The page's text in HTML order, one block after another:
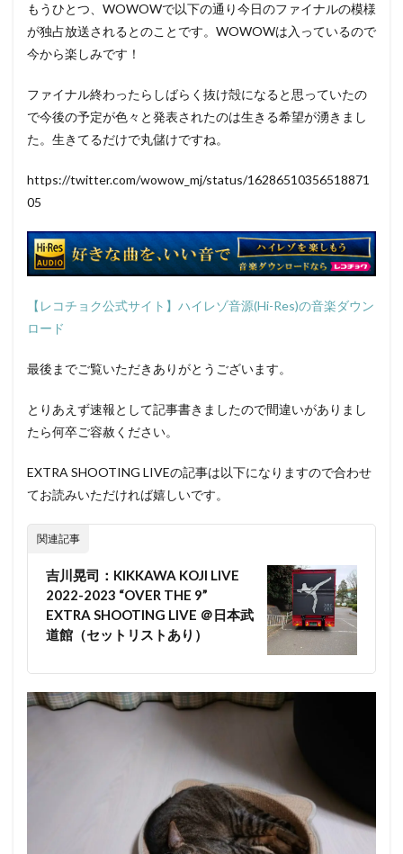
もうひとつ、WOWOWで以下の通り今日のファイナルの模様
が独占放送されるとのことです。WOWOWは入っているので
今から楽しみです！
ファイナル終わったらしばらく抜け殻になると思っていたの
で今後の予定が色々と発表されたのは生きる希望が湧きまし
た。生きてるだけで丸儲けですね。
https://twitter.com/wowow_mj/status/16286510356518871
05
【レコチョク公式サイト】ハイレゾ音源(Hi-Res)の音楽ダウン
ロード
最後までご覧いただきありがとうございます。
とりあえず速報として記事書きましたので間違いがありまし
たら何卒ご容赦ください。
EXTRA SHOOTING LIVEの記事は以下になりますので合わせ
てお読みいただければ嬉しいです。
関連記事
吉川晃司：KIKKAWA KOJI LIVE
2022-2023 “OVER THE 9”
EXTRA SHOOTING LIVE ＠日本武
道館（セットリストあり）